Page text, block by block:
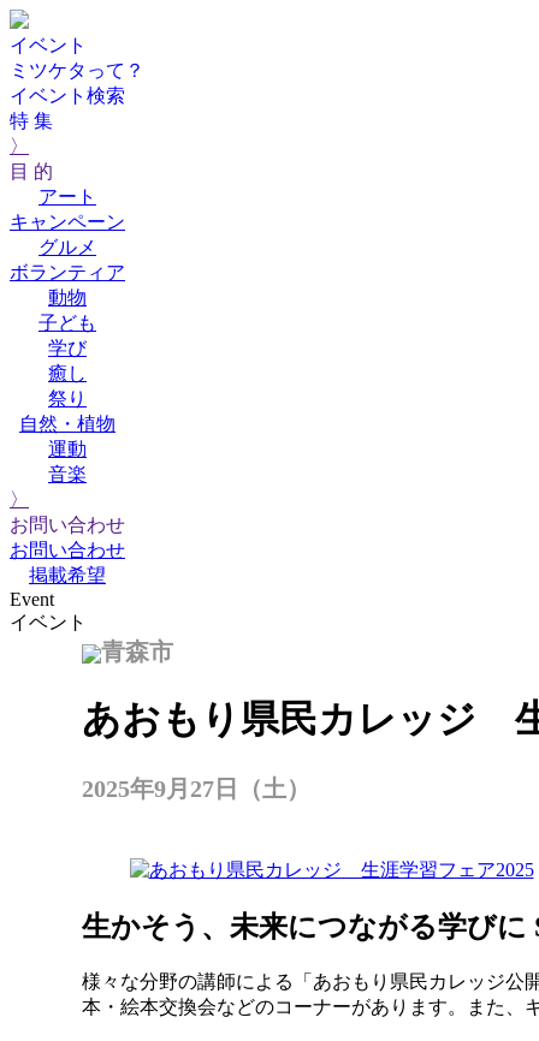
イベント
ミツケタって？
イベント検索
特 集
〉
目 的
アート
キャンペーン
グルメ
ボランティア
動物
子ども
学び
癒し
祭り
自然・植物
運動
音楽
〉
お問い合わせ
お問い合わせ
掲載希望
Event
イベント
青森市
あおもり県民カレッジ
2025年9月27日（土）
生かそう、未来につながる学びに
様々な分野の講師による「あおもり県民カレッジ公
本・絵本交換会などのコーナーがあります。また、